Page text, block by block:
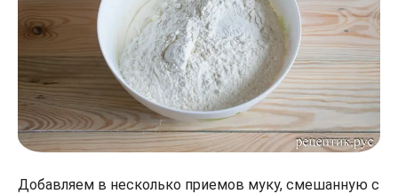
Добавляем в несколько приемов муку, смешанную с